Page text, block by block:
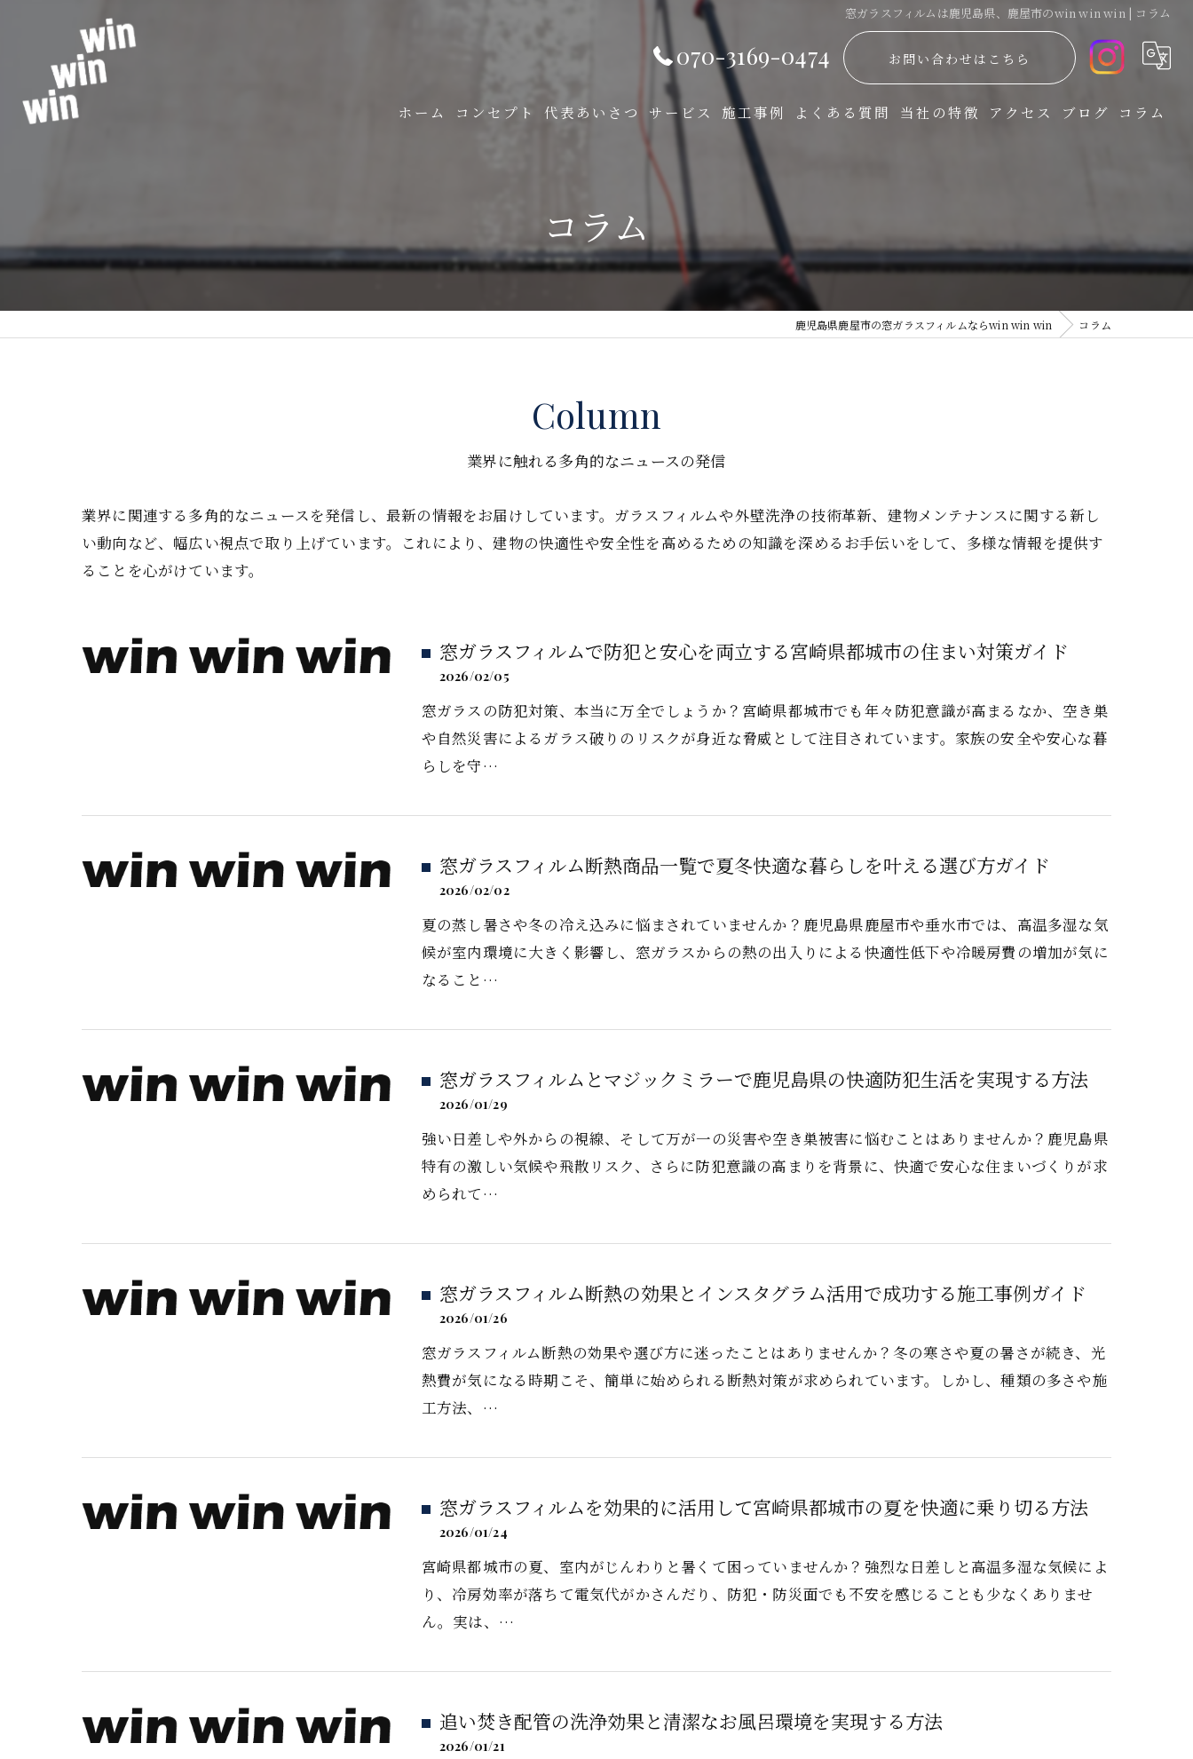
窓ガラスフィルムは鹿児島県、鹿屋市のwin win win | コラム
070-3169-0474 お問い合わせはこちら
ホーム コンセプト 代表あいさつ サービス 施工事例 よくある質問 当社の特徴
省エネ
アクセス ブログ コラム
コラム
鹿児島県鹿屋市の窓ガラスフィルムならwin win win コラム
Column
業界に触れる多角的なニュースの発信
業界に関連する多角的なニュースを発信し、最新の情報をお届けしています。ガラスフィルムや外壁洗浄の技術革新、建物メンテナンスに関する新し
い動向など、幅広い視点で取り上げています。これにより、建物の快適性や安全性を高めるための知識を深めるお手伝いをして、多様な情報を提供す
ることを心がけています。
窓ガラスフィルムで防犯と安心を両立する宮崎県都城市の住まい対策ガイド
2026/02/05
窓ガラスの防犯対策、本当に万全でしょうか？宮崎県都城市でも年々防犯意識が高まるなか、空き巣
や自然災害によるガラス破りのリスクが身近な脅威として注目されています。家族の安全や安心な暮
らしを守…
窓ガラスフィルム断熱商品一覧で夏冬快適な暮らしを叶える選び方ガイド
2026/02/02
夏の蒸し暑さや冬の冷え込みに悩まされていませんか？鹿児島県鹿屋市や垂水市では、高温多湿な気
候が室内環境に大きく影響し、窓ガラスからの熱の出入りによる快適性低下や冷暖房費の増加が気に
なること…
窓ガラスフィルムとマジックミラーで鹿児島県の快適防犯生活を実現する方法
2026/01/29
強い日差しや外からの視線、そして万が一の災害や空き巣被害に悩むことはありませんか？鹿児島県
特有の激しい気候や飛散リスク、さらに防犯意識の高まりを背景に、快適で安心な住まいづくりが求
められて…
窓ガラスフィルム断熱の効果とインスタグラム活用で成功する施工事例ガイド
2026/01/26
窓ガラスフィルム断熱の効果や選び方に迷ったことはありませんか？冬の寒さや夏の暑さが続き、光
熱費が気になる時期こそ、簡単に始められる断熱対策が求められています。しかし、種類の多さや施
工方法、…
窓ガラスフィルムを効果的に活用して宮崎県都城市の夏を快適に乗り切る方法
2026/01/24
宮崎県都城市の夏、室内がじんわりと暑くて困っていませんか？強烈な日差しと高温多湿な気候によ
り、冷房効率が落ちて電気代がかさんだり、防犯・防災面でも不安を感じることも少なくありませ
ん。実は、…
追い焚き配管の洗浄効果と清潔なお風呂環境を実現する方法
2026/01/21